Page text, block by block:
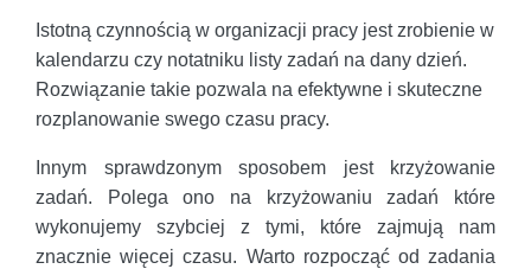
Istotną czynnością w organizacji pracy jest zrobienie w
kalendarzu czy notatniku listy zadań na dany dzień.
Rozwiązanie takie pozwala na efektywne i skuteczne
rozplanowanie swego czasu pracy.
Innym sprawdzonym sposobem jest krzyżowanie
zadań. Polega ono na krzyżowaniu zadań które
wykonujemy szybciej z tymi, które zajmują nam
znacznie więcej czasu. Warto rozpocząć od zadania